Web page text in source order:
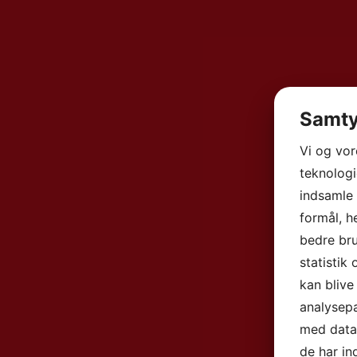
Vi og
formål,
bedre
statistik
kan
med
de har